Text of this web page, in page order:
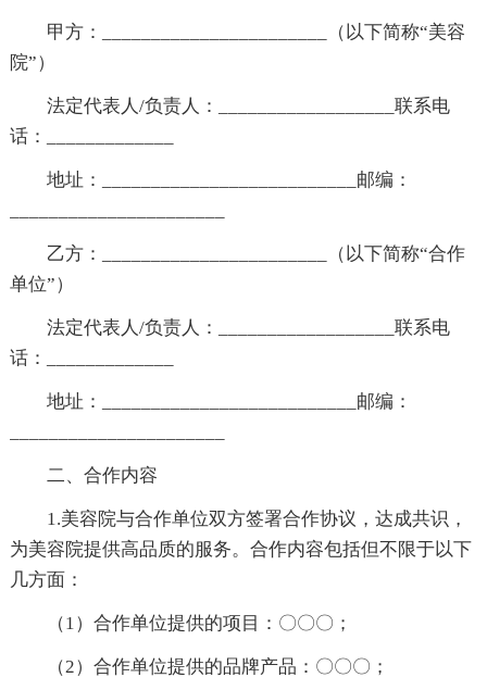
甲方：_______________________（以下简称“美容
院”）
法定代表人/负责人：__________________联系电
话：_____________
地址：__________________________邮编：
乙方：_______________________（以下简称“合作
单位”）
法定代表人/负责人：__________________联系电
话：_____________
地址：__________________________邮编：
二、合作内容
1.美容院与合作单位双方签署合作协议，达成共识，
为美容院提供高品质的服务。合作内容包括但不限于以下
几方面：
（1）合作单位提供的项目：〇〇〇；
（2）合作单位提供的品牌产品：〇〇〇；